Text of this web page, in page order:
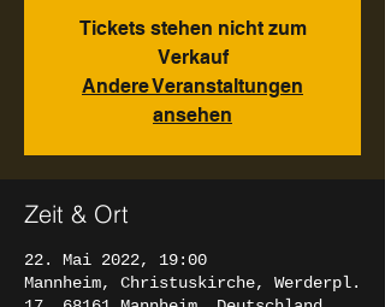
Tickets stehen nicht zum
Verkauf
Andere Veranstaltungen
ansehen
Zeit & Ort
22. Mai 2022, 19:00
Mannheim, Christuskirche, Werderpl.